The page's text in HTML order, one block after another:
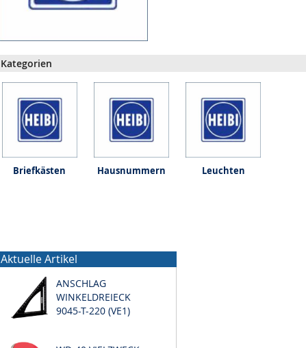
Kategorien
Briefkästen Hausnummern Leuchten
Aktuelle Artikel
ANSCHLAG
WINKELDREIECK
9045-T-220 (VE1)